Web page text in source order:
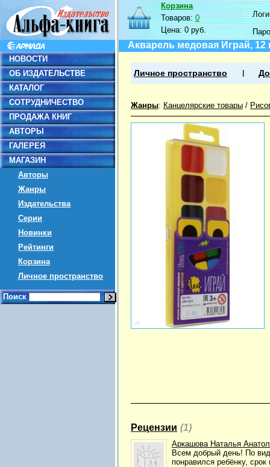
НОВОСТИ
ОБ ИЗДАТЕЛЬСТВЕ
КАТАЛОГ
СОТРУДНИЧЕСТВО
ПРОДАЖА КНИГ
АВТОРЫ
ГАЛЕРЕЯ
МАГАЗИН
Авторы
Жанры
Издательства
Серии
Новинки
Рейтинги
Корзина
Личное пространство
Поиск
Корзина
Товаров:0
Цена:0 руб.
Акварель медовая Играй, 12
Личное пространство
Жанры: Канцелярские товары /
Рецензии (1)
Аркашова Наталья
Всем добрый день! По
понравился ребёнку,